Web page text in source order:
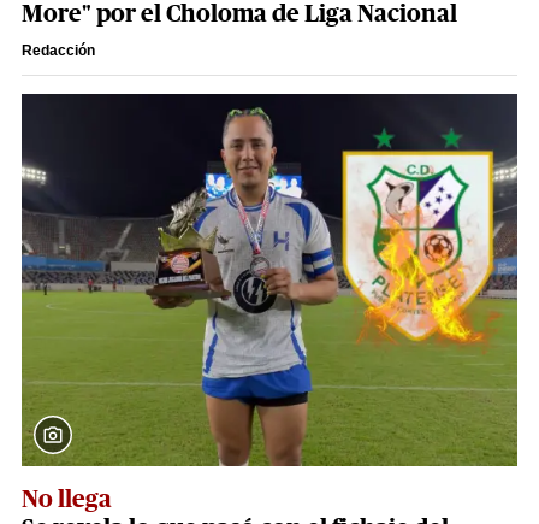
More" por el Choloma de Liga Nacional
Redacción
No llega